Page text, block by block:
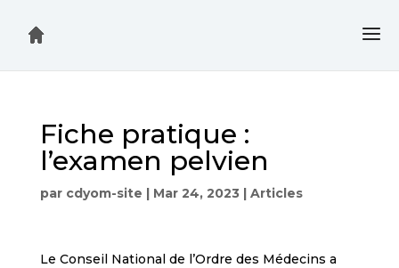
Fiche pratique :
l’examen pelvien
par cdyom-site | Mar 24, 2023 | Articles
Le Conseil National de l’Ordre des Médecins a